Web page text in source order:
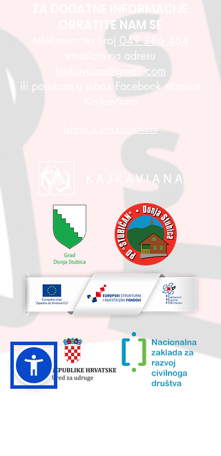
ZA DODATNE INFORMACIJE
OBRATITE NAM SE
telefonom na broj 049 286 464
emailom na adresu
kajkaviana@gmail.com
ili porukom u inbox Facebook stranice
Kajkaviana
Izjava o pristupačnosti